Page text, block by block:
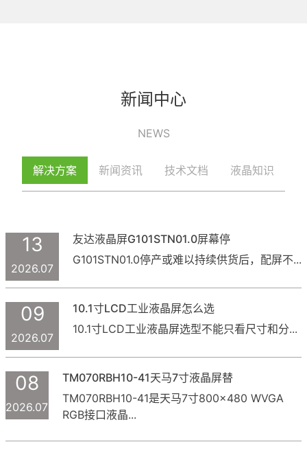
新闻中心
解决方案 新闻资讯 技术文档 液晶知识
13
2026.07
友达液晶屏G101STN01.0屏幕停
G101STN01.0停产或难以持续供货后，配屏不...
09
2026.07
10.1寸LCD工业液晶屏怎么选
10.1寸LCD工业液晶屏选型不能只看尺寸和分...
08
2026.07
TM070RBH10-41天马7寸液晶屏替
TM070RBH10-41是天马7寸800×480 WVGA
RGB接口液晶...